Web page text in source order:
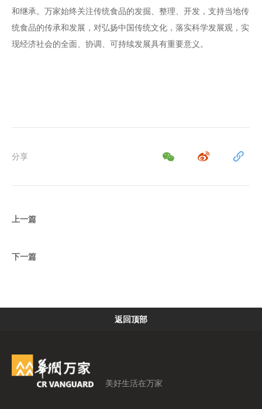
和继承。万家始终关注传统食品的发掘、整理、开发，支持当地传
统食品的传承和发展，对弘扬中国传统文化，落实科学发展观，实
现经济社会的全面、协调、可持续发展具有重要意义。
分享
上一篇
下一篇
返回顶部
美好生活在万家